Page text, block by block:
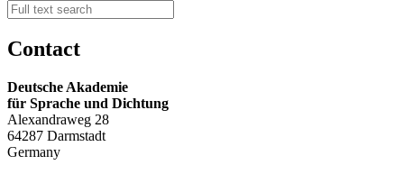
Contact
Deutsche Akademie
für Sprache und Dichtung
Alexandraweg 28
64287 Darmstadt
Germany